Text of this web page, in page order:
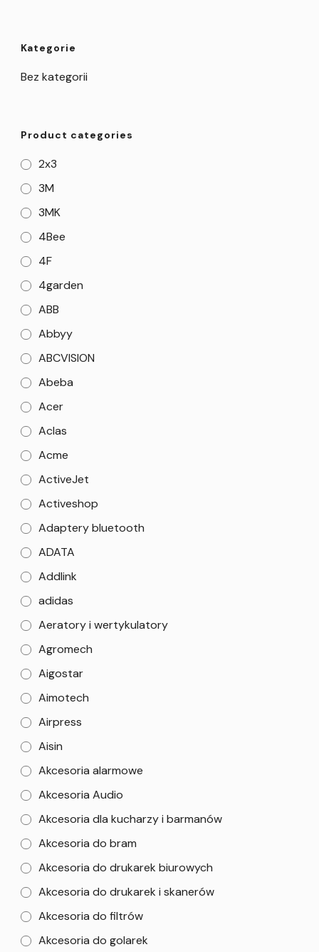
Kategorie
Bez kategorii
Product categories
2x3
3M
3MK
4Bee
4F
4garden
ABB
Abbyy
ABCVISION
Abeba
Acer
Aclas
Acme
ActiveJet
Activeshop
Adaptery bluetooth
ADATA
Addlink
adidas
Aeratory i wertykulatory
Agromech
Aigostar
Aimotech
Airpress
Aisin
Akcesoria alarmowe
Akcesoria Audio
Akcesoria dla kucharzy i barmanów
Akcesoria do bram
Akcesoria do drukarek biurowych
Akcesoria do drukarek i skanerów
Akcesoria do filtrów
Akcesoria do golarek